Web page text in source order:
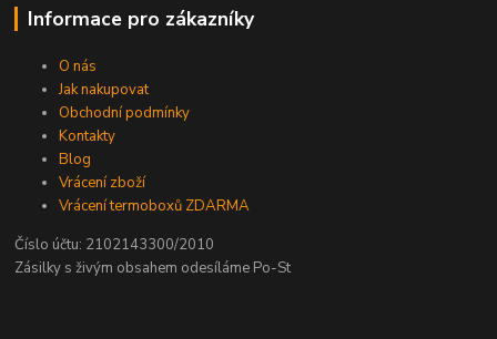
Informace pro zákazníky
O nás
Jak nakupovat
Obchodní podmínky
Kontakty
Blog
Vrácení zboží
Vrácení termoboxů ZDARMA
Číslo účtu: 2102143300/2010
Zásilky s živým obsahem odesíláme Po-St